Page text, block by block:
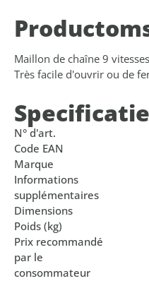
Maillon de chaîne 9
Très facile d'ouvrir ou de
N° d'art.
Code EAN
Marque
Informations
supplémentaires
Dimensions
Poids (kg)
Prix recommandé
par le
consommateur